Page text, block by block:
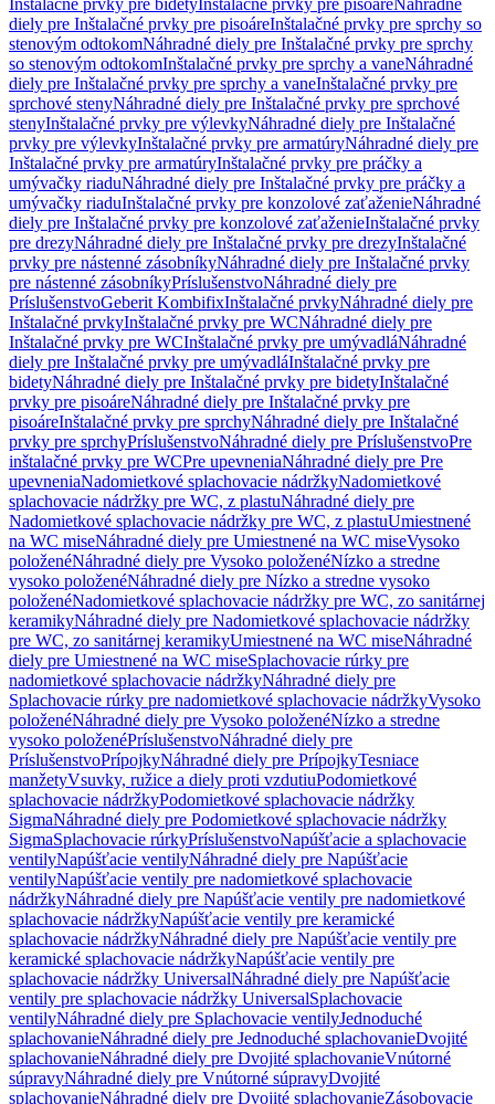
Inštalačné prvky pre bidetyInštalačné prvky pre pisoáreNáhradné
diely pre Inštalačné prvky pre pisoáreInštalačné prvky pre sprchy so
stenovým odtokomNáhradné diely pre Inštalačné prvky pre sprchy
so stenovým odtokomInštalačné prvky pre sprchy a vaneNáhradné
diely pre Inštalačné prvky pre sprchy a vaneInštalačné prvky pre
sprchové stenyNáhradné diely pre Inštalačné prvky pre sprchové
stenyInštalačné prvky pre výlevkyNáhradné diely pre Inštalačné
prvky pre výlevkyInštalačné prvky pre armatúryNáhradné diely pre
Inštalačné prvky pre armatúryInštalačné prvky pre práčky a
umývačky riaduNáhradné diely pre Inštalačné prvky pre práčky a
umývačky riaduInštalačné prvky pre konzolové zaťaženieNáhradné
diely pre Inštalačné prvky pre konzolové zaťaženieInštalačné prvky
pre drezyNáhradné diely pre Inštalačné prvky pre drezyInštalačné
prvky pre nástenné zásobníkyNáhradné diely pre Inštalačné prvky
pre nástenné zásobníkyPríslušenstvoNáhradné diely pre
PríslušenstvoGeberit KombifixInštalačné prvkyNáhradné diely pre
Inštalačné prvkyInštalačné prvky pre WCNáhradné diely pre
Inštalačné prvky pre WCInštalačné prvky pre umývadláNáhradné
diely pre Inštalačné prvky pre umývadláInštalačné prvky pre
bidetyNáhradné diely pre Inštalačné prvky pre bidetyInštalačné
prvky pre pisoáreNáhradné diely pre Inštalačné prvky pre
pisoáreInštalačné prvky pre sprchyNáhradné diely pre Inštalačné
prvky pre sprchyPríslušenstvoNáhradné diely pre PríslušenstvoPre
inštalačné prvky pre WCPre upevneniaNáhradné diely pre Pre
upevneniaNadomietkové splachovacie nádržkyNadomietkové
splachovacie nádržky pre WC, z plastuNáhradné diely pre
Nadomietkové splachovacie nádržky pre WC, z plastuUmiestnené
na WC miseNáhradné diely pre Umiestnené na WC miseVysoko
položenéNáhradné diely pre Vysoko položenéNízko a stredne
vysoko položenéNáhradné diely pre Nízko a stredne vysoko
položenéNadomietkové splachovacie nádržky pre WC, zo sanitárnej
keramikyNáhradné diely pre Nadomietkové splachovacie nádržky
pre WC, zo sanitárnej keramikyUmiestnené na WC miseNáhradné
diely pre Umiestnené na WC miseSplachovacie rúrky pre
nadomietkové splachovacie nádržkyNáhradné diely pre
Splachovacie rúrky pre nadomietkové splachovacie nádržkyVysoko
položenéNáhradné diely pre Vysoko položenéNízko a stredne
vysoko položenéPríslušenstvoNáhradné diely pre
PríslušenstvoPrípojkyNáhradné diely pre PrípojkyTesniace
manžetyVsuvky, ružice a diely proti vzdutiuPodomietkové
splachovacie nádržkyPodomietkové splachovacie nádržky
SigmaNáhradné diely pre Podomietkové splachovacie nádržky
SigmaSplachovacie rúrkyPríslušenstvoNapúšťacie a splachovacie
ventilyNapúšťacie ventilyNáhradné diely pre Napúšťacie
ventilyNapúšťacie ventily pre nadomietkové splachovacie
nádržkyNáhradné diely pre Napúšťacie ventily pre nadomietkové
splachovacie nádržkyNapúšťacie ventily pre keramické
splachovacie nádržkyNáhradné diely pre Napúšťacie ventily pre
keramické splachovacie nádržkyNapúšťacie ventily pre
splachovacie nádržky UniversalNáhradné diely pre Napúšťacie
ventily pre splachovacie nádržky UniversalSplachovacie
ventilyNáhradné diely pre Splachovacie ventilyJednoduché
splachovanieNáhradné diely pre Jednoduché splachovanieDvojité
splachovanieNáhradné diely pre Dvojité splachovanieVnútorné
súpravyNáhradné diely pre Vnútorné súpravyDvojité
splachovanieNáhradné diely pre Dvojité splachovanieZásobovacie